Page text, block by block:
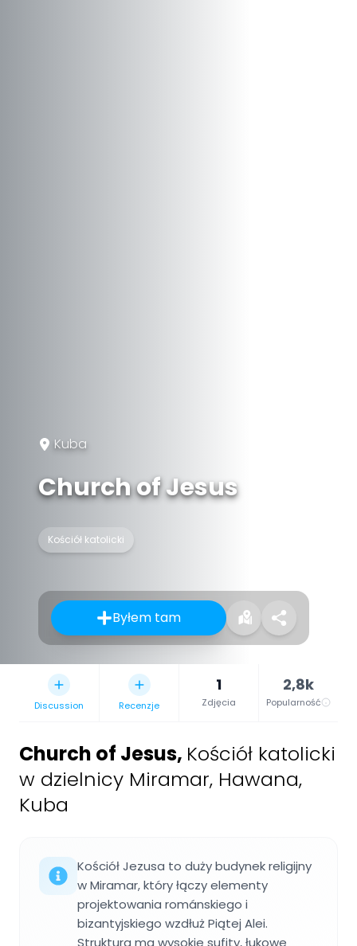
Kuba
Church of Jesus
Kościół katolicki
Byłem tam
Discussion Recenzje
1
Zdjęcia
2,8k
Popularność
Church of Jesus, Kościół katolicki
w dzielnicy Miramar, Hawana,
Kuba
Kościół Jezusa to duży budynek religijny
w Miramar, który łączy elementy
projektowania románskiego i
bizantyjskiego wzdłuż Piątej Alei.
Struktura ma wysokie sufity, łukowe